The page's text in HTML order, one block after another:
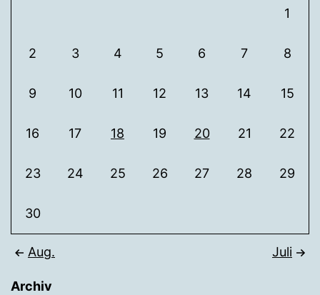
1
2 3 4 5 6 7 8
9 10 11 12 13 14 15
16 17 18 19 20 21 22
23 24 25 26 27 28 29
30
Aug. Juli
Archiv